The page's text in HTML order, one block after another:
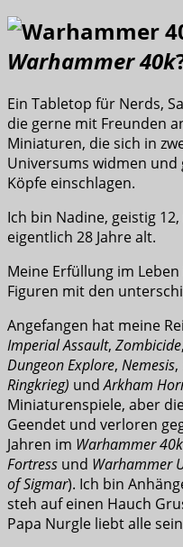
Warhammer 40k
Ein Tabletop für Nerds,
die gerne mit Freunden
Miniaturen, die sich in
Universums widmen
Köpfe einschlagen.
Ich bin Nadine, geistig
eigentlich 28 Jahre alt.
Meine Erfüllung im
Figuren mit den
Angefangen hat meine
Imperial Assault, Zombicide
Dungeon Explore, Nemesis,
Ringkrieg) undArkham
Miniaturenspiele, aber
Geendet und verloren
Jahren im Warhammer 40k
Fortress und Warhammer
of Sigmar). Ich bin
steh auf einen Hauch
Papa Nurgle liebt alle